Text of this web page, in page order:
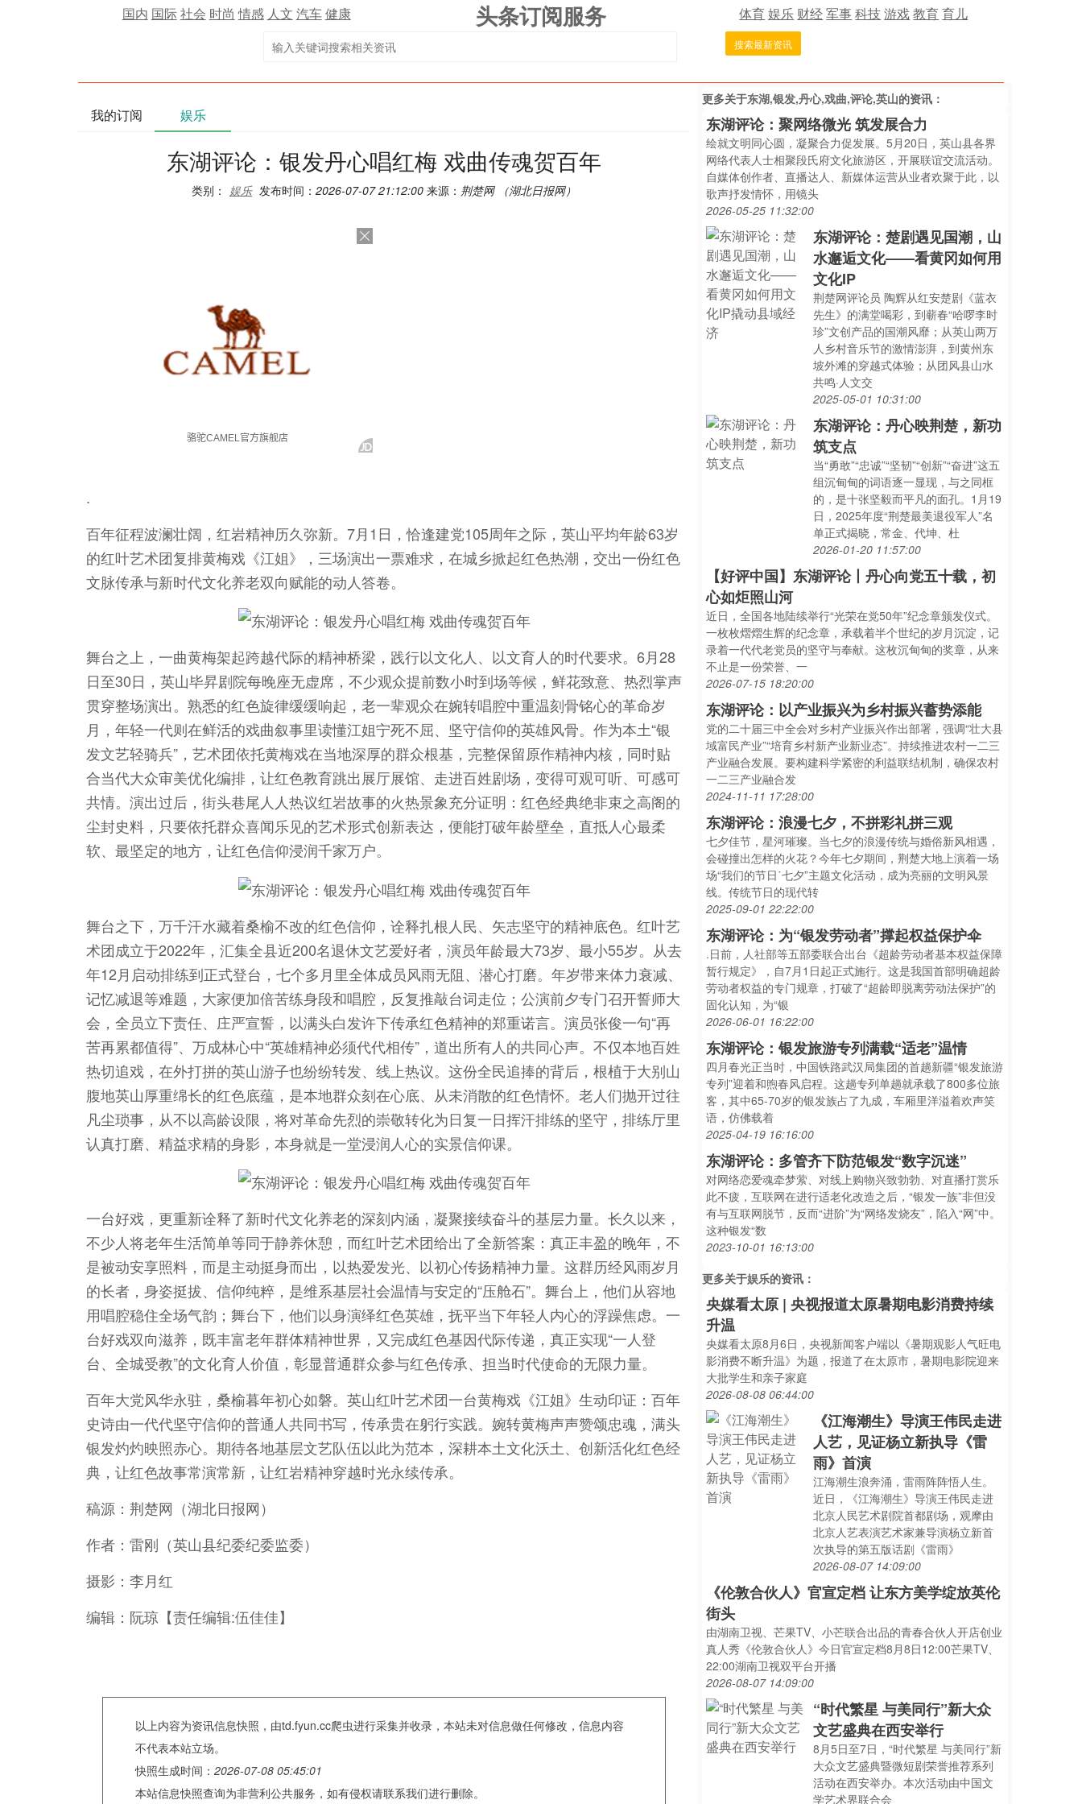
国内 国际社会 时尚 情感 人文 汽车健康 头条订阅服务 体育娱乐 财经军事科技游戏教育育儿
搜索最新资讯
我的订阅 娱乐
东湖评论：银发丹心唱红梅 戏曲传魂贺百年
类别： 娱乐 发布时间： 2026-07-07 21:12:00 来源： 荆楚网 （湖北日报网）
.
百年征程波澜壮阔，红岩精神历久弥新。7月1日，恰逢建党105周年之际，英山平均年龄63岁
的红叶艺术团复排黄梅戏《江姐》，三场演出一票难求，在城乡掀起红色热潮，交出一份红色
文脉传承与新时代文化养老双向赋能的动人答卷。
舞台之上，一曲黄梅架起跨越代际的精神桥梁，践行以文化人、以文育人的时代要求。6月28
日至30日，英山毕昇剧院每晚座无虚席，不少观众提前数小时到场等候，鲜花致意、热烈掌声
贯穿整场演出。熟悉的红色旋律缓缓响起，老一辈观众在婉转唱腔中重温刻骨铭心的革命岁
月，年轻一代则在鲜活的戏曲叙事里读懂江姐宁死不屈、坚守信仰的英雄风骨。作为本土“银
发文艺轻骑兵”，艺术团依托黄梅戏在当地深厚的群众根基，完整保留原作精神内核，同时贴
合当代大众审美优化编排，让红色教育跳出展厅展馆、走进百姓剧场，变得可观可听、可感可
共情。演出过后，街头巷尾人人热议红岩故事的火热景象充分证明：红色经典绝非束之高阁的
尘封史料，只要依托群众喜闻乐见的艺术形式创新表达，便能打破年龄壁垒，直抵人心最柔
软、最坚定的地方，让红色信仰浸润千家万户。
舞台之下，万千汗水藏着桑榆不改的红色信仰，诠释扎根人民、矢志坚守的精神底色。红叶艺
术团成立于2022年，汇集全县近200名退休文艺爱好者，演员年龄最大73岁、最小55岁。从去
年12月启动排练到正式登台，七个多月里全体成员风雨无阻、潜心打磨。年岁带来体力衰减、
记忆减退等难题，大家便加倍苦练身段和唱腔，反复推敲台词走位；公演前夕专门召开誓师大
会，全员立下责任、庄严宣誓，以满头白发许下传承红色精神的郑重诺言。演员张俊一句“再
苦再累都值得”、万成林心中“英雄精神必须代代相传”，道出所有人的共同心声。不仅本地百姓
热切追戏，在外打拼的英山游子也纷纷转发、线上热议。这份全民追捧的背后，根植于大别山
腹地英山厚重绵长的红色底蕴，是本地群众刻在心底、从未消散的红色情怀。老人们抛开过往
凡尘琐事，从不以高龄设限，将对革命先烈的崇敬转化为日复一日挥汗排练的坚守，排练厅里
认真打磨、精益求精的身影，本身就是一堂浸润人心的实景信仰课。
一台好戏，更重新诠释了新时代文化养老的深刻内涵，凝聚接续奋斗的基层力量。长久以来，
不少人将老年生活简单等同于静养休憩，而红叶艺术团给出了全新答案：真正丰盈的晚年，不
是被动安享照料，而是主动挺身而出，以热爱发光、以初心传扬精神力量。这群历经风雨岁月
的长者，身姿挺拔、信仰纯粹，是维系基层社会温情与安定的“压舱石”。舞台上，他们从容地
用唱腔稳住全场气韵；舞台下，他们以身演绎红色英雄，抚平当下年轻人内心的浮躁焦虑。一
台好戏双向滋养，既丰富老年群体精神世界，又完成红色基因代际传递，真正实现“一人登
台、全城受教”的文化育人价值，彰显普通群众参与红色传承、担当时代使命的无限力量。
百年大党风华永驻，桑榆暮年初心如磐。英山红叶艺术团一台黄梅戏《江姐》生动印证：百年
史诗由一代代坚守信仰的普通人共同书写，传承贵在躬行实践。婉转黄梅声声赞颂忠魂，满头
银发灼灼映照赤心。期待各地基层文艺队伍以此为范本，深耕本土文化沃土、创新活化红色经
典，让红色故事常演常新，让红岩精神穿越时光永续传承。
稿源：荆楚网（湖北日报网）
作者：雷刚（英山县纪委纪委监委）
摄影：李月红
编辑：阮琼【责任编辑:伍佳佳】
以上内容为资讯信息快照，由td.fyun.cc爬虫进行采集并收录，本站未对信息做任何修改，信息内容
不代表本站立场。
快照生成时间： 2026-07-08 05:45:01
本站信息快照查询为非营利公共服务，如有侵权请联系我们进行删除。
更多关于东湖,银发,丹心,戏曲,评论,英山的资讯：
东湖评论：聚网络微光 筑发展合力
绘就文明同心圆，凝聚合力促发展。5月20日，英山县各界
网络代表人士相聚段氏府文化旅游区，开展联谊交流活动。
自媒体创作者、直播达人、新媒体运营从业者欢聚于此，以
歌声抒发情怀，用镜头
2026-05-25 11:32:00
东湖评论：楚剧遇见国潮，山
水邂逅文化——看黄冈如何用
文化IP
荆楚网评论员 陶辉从红安楚剧《蓝衣
先生》的满堂喝彩，到蕲春“哈啰李时
珍”文创产品的国潮风靡；从英山两万
人乡村音乐节的激情澎湃，到黄州东
坡外滩的穿越式体验；从团风县山水
共鸣·人文交
2025-05-01 10:31:00
东湖评论：丹心映荆楚，新功
筑支点
当“勇敢”“忠诚”“坚韧”“创新”“奋进”这五
组沉甸甸的词语逐一显现，与之同框
的，是十张坚毅而平凡的面孔。1月19
日，2025年度“荆楚最美退役军人”名
单正式揭晓，常金、代坤、杜
2026-01-20 11:57:00
【好评中国】东湖评论丨丹心向党五十载，初
心如炬照山河
近日，全国各地陆续举行“光荣在党50年”纪念章颁发仪式。
一枚枚熠熠生辉的纪念章，承载着半个世纪的岁月沉淀，记
录着一代代老党员的坚守与奉献。这枚沉甸甸的奖章，从来
不止是一份荣誉、一
2026-07-15 18:20:00
东湖评论：以产业振兴为乡村振兴蓄势添能
党的二十届三中全会对乡村产业振兴作出部署，强调“壮大县
域富民产业”“培育乡村新产业新业态”。持续推进农村一二三
产业融合发展。要构建科学紧密的利益联结机制，确保农村
一二三产业融合发
2024-11-11 17:28:00
东湖评论：浪漫七夕，不拼彩礼拼三观
七夕佳节，星河璀璨。当七夕的浪漫传统与婚俗新风相遇，
会碰撞出怎样的火花？今年七夕期间，荆楚大地上演着一场
场“我们的节日˙七夕”主题文化活动，成为亮丽的文明风景
线。传统节日的现代转
2025-09-01 22:22:00
东湖评论：为“银发劳动者”撑起权益保护伞
.日前，人社部等五部委联合出台《超龄劳动者基本权益保障
暂行规定》，自7月1日起正式施行。这是我国首部明确超龄
劳动者权益的专门规章，打破了“超龄即脱离劳动法保护”的
固化认知，为“银
2026-06-01 16:22:00
东湖评论：银发旅游专列满载“适老”温情
四月春光正当时，中国铁路武汉局集团的首趟新疆“银发旅游
专列”迎着和煦春风启程。这趟专列单趟就承载了800多位旅
客，其中65-70岁的银发族占了九成，车厢里洋溢着欢声笑
语，仿佛载着
2025-04-19 16:16:00
东湖评论：多管齐下防范银发“数字沉迷”
对网络恋爱魂牵梦萦、对线上购物兴致勃勃、对直播打赏乐
此不疲，互联网在进行适老化改造之后，“银发一族”非但没
有与互联网脱节，反而“进阶”为“网络发烧友”，陷入“网”中。
这种银发“数
2023-10-01 16:13:00
更多关于娱乐的资讯：
央媒看太原 | 央视报道太原暑期电影消费持续
升温
央媒看太原8月6日，央视新闻客户端以《暑期观影人气旺电
影消费不断升温》为题，报道了在太原市，暑期电影院迎来
大批学生和亲子家庭
2026-08-08 06:44:00
《江海潮生》导演王伟民走进
人艺，见证杨立新执导《雷
雨》首演
江海潮生浪奔涌，雷雨阵阵悟人生。
近日，《江海潮生》导演王伟民走进
北京人民艺术剧院首都剧场，观摩由
北京人艺表演艺术家兼导演杨立新首
次执导的第五版话剧《雷雨》
2026-08-07 14:09:00
《伦敦合伙人》官宣定档 让东方美学绽放英伦
街头
由湖南卫视、芒果TV、小芒联合出品的青春合伙人开店创业
真人秀《伦敦合伙人》今日官宣定档8月8日12:00芒果TV、
22:00湖南卫视双平台开播
2026-08-07 14:09:00
“时代繁星 与美同行”新大众
文艺盛典在西安举行
8月5日至7日，“时代繁星 与美同行”新
大众文艺盛典暨微短剧荣誉推荐系列
活动在西安举办。本次活动由中国文
学艺术界联合会